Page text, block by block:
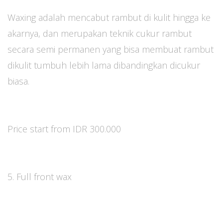
Waxing adalah mencabut rambut di kulit hingga ke
akarnya, dan merupakan teknik cukur rambut
secara semi permanen yang bisa membuat rambut
dikulit tumbuh lebih lama dibandingkan dicukur
biasa.
Price start from IDR 300.000
5. Full front wax